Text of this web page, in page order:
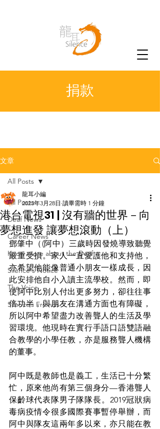
捐款
文章
All Posts
Deaf News
Career News
Know more about the Deaf
Silence's Notice
The Voice
Silence’s Friends
All Posts
港台電視31 | 沒有牆的世界－向
夢想進發 讓夢想滾動（上）
龍耳小編
2023年3月28日 讀畢需時 1 分鐘
鄧肇中（(阿中）三歲時因發燒導致聽覺
嚴重受損。家人一直愛護他和支持他，
亦希望他能像普通小朋友一樣成長，因
此安排他自小入讀主流學校。然而，即
使阿中比別人付出更多努力，卻往往事
倍功半，與朋友在溝通方面也有障礙，
所以阿中希望盡力改善聾人的生活及學
習環境。他現時在實行手語口語雙語融
合教學的小學任教，亦是服務聾人機構
的董事。
阿中既是教師也是義工，生活已十分繁
忙，原來他尚有第三個身分—香港聾人
保齡球代表隊男子隊隊長。2019冠狀病
毒病疫情令很多國際賽事暫停舉辦，而
阿中與隊友這兩年多以來，亦只能在教